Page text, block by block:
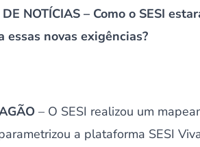
DE NOTÍCIAS – Como o SESI
essas novas exigências?
– O SESI realizou um
a plataforma SESI